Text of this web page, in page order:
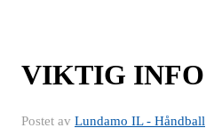
VIKTIG INFO
Postet av Lundamo IL - Håndball